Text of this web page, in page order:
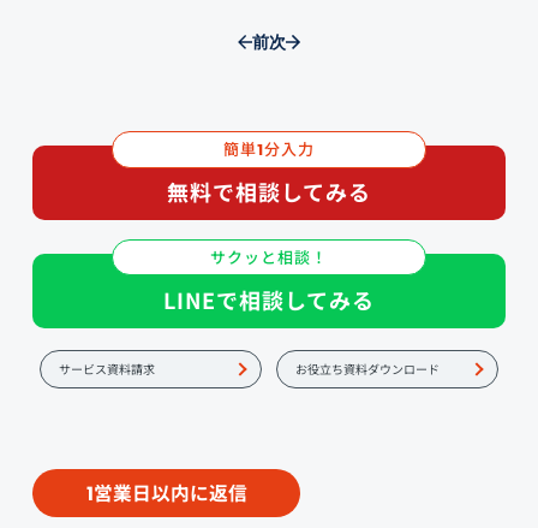
前次
簡単1分入力
無料で相談してみる
サクッと相談！
LINEで相談してみる
サービス資料請求 お役立ち資料ダウンロード
1営業日以内に返信